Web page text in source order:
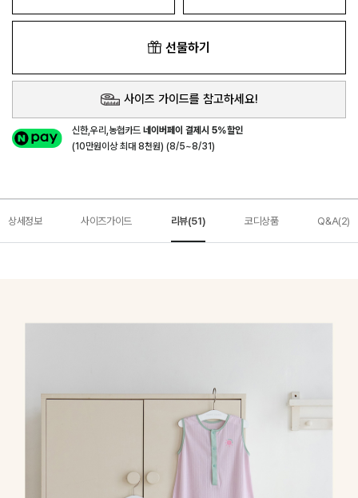
선물하기
사이즈 가이드를 참고하세요!
신한,우리,농협카드네이버페이 결제시 5%할인
(10만원이상 최대 8천원) (8/5~8/31)
상세정보 사이즈가이드 리뷰(51) 코디상품 Q&A(2)